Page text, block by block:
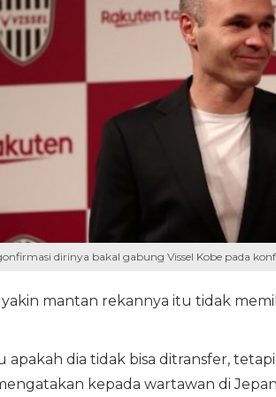
dirinya bakal gabung Vissel Kobe pada
yakin mantan rekannya itu tidak
apakah dia tidak bisa ditransfer,
kepada wartawan di